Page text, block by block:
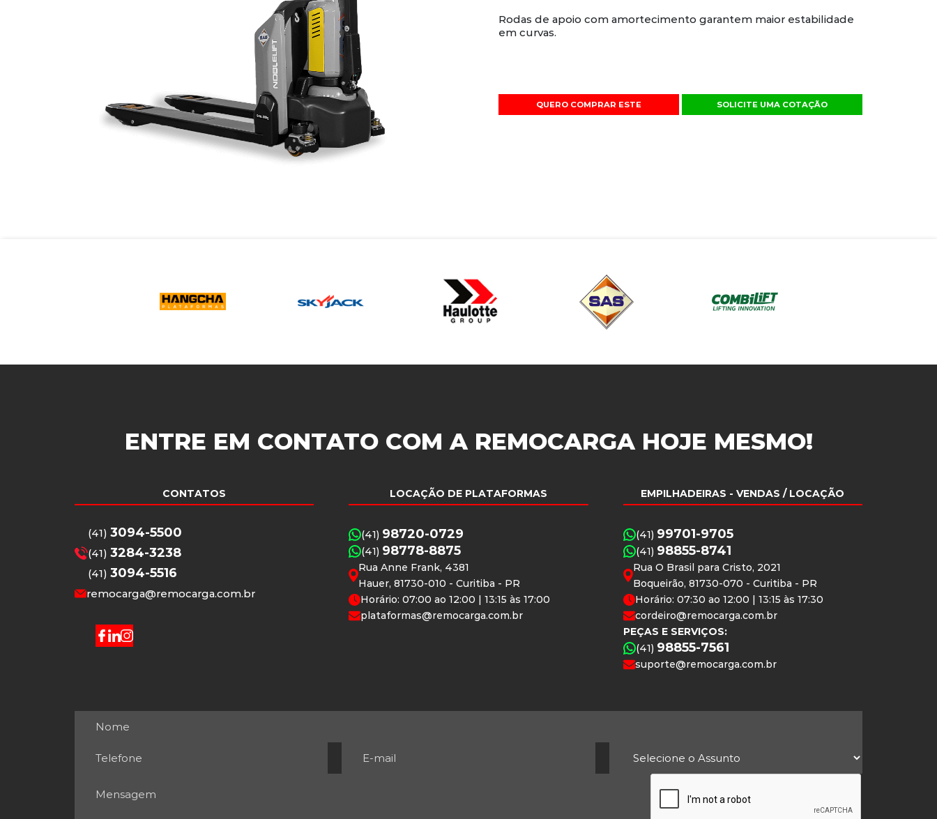
Rodas de apoio com amortecimento garantem maior estabilidade
em curvas.
QUERO COMPRAR ESTE SOLICITE UMA COTAÇÃO
ENTRE EM CONTATO COM A REMOCARGA HOJE MESMO!
CONTATOS
(41) 3094-5500
(41) 3284-3238
(41) 3094-5516
remocarga@remocarga.com.br
LOCAÇÃO DE PLATAFORMAS
(41) 98720-0729
(41) 98778-8875
Rua Anne Frank, 4381
Hauer, 81730-010 - Curitiba - PR
Horário: 07:00 ao 12:00 | 13:15 às 17:00
plataformas@remocarga.com.br
EMPILHADEIRAS - VENDAS / LOCAÇÃO
(41) 99701-9705
(41) 98855-8741
Rua O Brasil para Cristo, 2021
Boqueirão, 81730-070 - Curitiba - PR
Horário: 07:30 ao 12:00 | 13:15 às 17:30
cordeiro@remocarga.com.br
PEÇAS E SERVIÇOS:
(41) 98855-7561
suporte@remocarga.com.br